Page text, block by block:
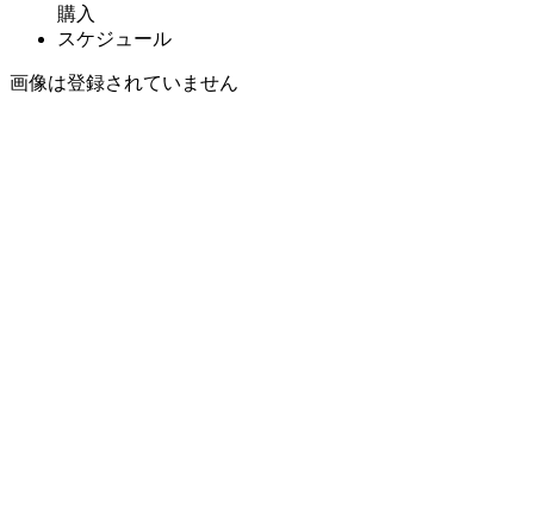
購入
スケジュール
画像は登録されていません